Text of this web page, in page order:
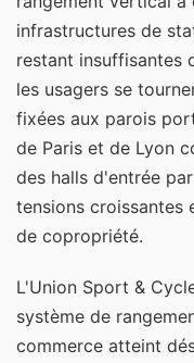
infrastructures de
restant insuffisantes
les usagers se
fixées aux parois
de Paris et de Lyon
des halls d'entrée
tensions croissantes
de copropriété.
L'Union Sport &
système de
commerce atteint